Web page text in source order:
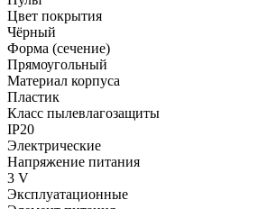
Цвет покрытия
Чёрный
Форма (сечение)
Прямоугольный
Материал корпуса
Пластик
Класс пылевлагозащиты
IP20
Электрические
Напряжение питания
3 V
Эксплуатационные